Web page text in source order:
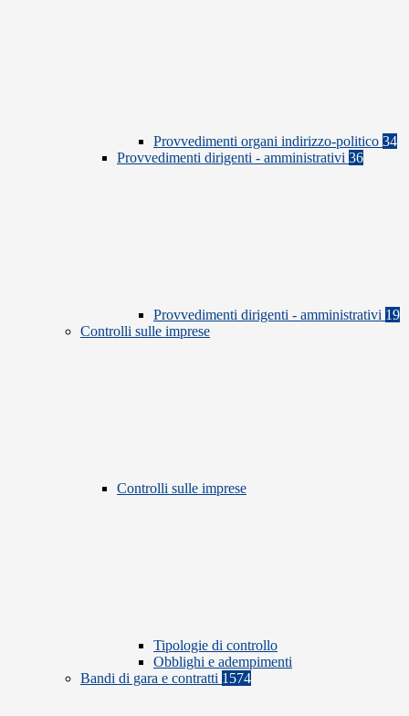
Provvedimenti organi indirizzo-politico 34
Provvedimenti dirigenti - amministrativi 36
Provvedimenti dirigenti - amministrativi 19
Controlli sulle imprese
Controlli sulle imprese
Tipologie di controllo
Obblighi e adempimenti
Bandi di gara e contratti 1574